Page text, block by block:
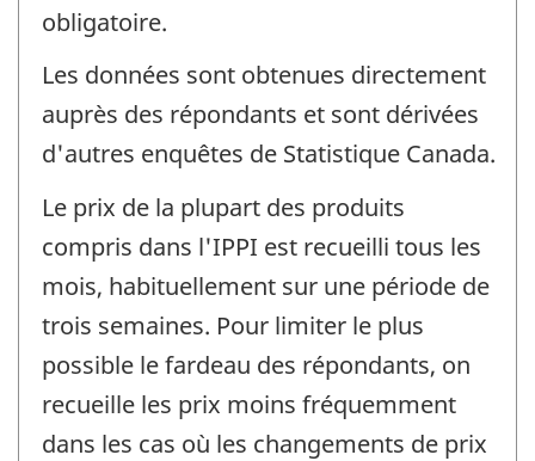
obligatoire.
Les données sont obtenues directement
auprès des répondants et sont dérivées
d'autres enquêtes de Statistique Canada.
Le prix de la plupart des produits
compris dans l'IPPI est recueilli tous les
mois, habituellement sur une période de
trois semaines. Pour limiter le plus
possible le fardeau des répondants, on
recueille les prix moins fréquemment
dans les cas où les changements de prix